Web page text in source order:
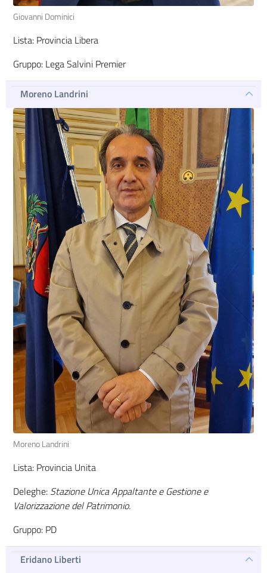
Giovanni Dominici
Lista: Provincia Libera
Gruppo: Lega Salvini Premier
Moreno Landrini
Moreno Landrini
Lista: Provincia Unita
Deleghe: Stazione Unica Appaltante e Gestione e
Valorizzazione del Patrimonio.
Gruppo: PD
Eridano Liberti